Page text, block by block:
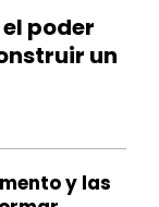
poder
un
y las